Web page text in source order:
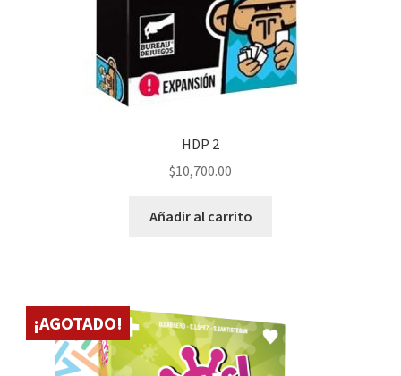
HDP 2
$10,700.00
Añadir al carrito
¡AGOTADO!